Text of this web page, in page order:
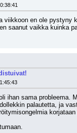
viikkoon en ole pystyny
saanut vaikka kuinka
ihan sama probleema.
palautetta, ja
korjataan